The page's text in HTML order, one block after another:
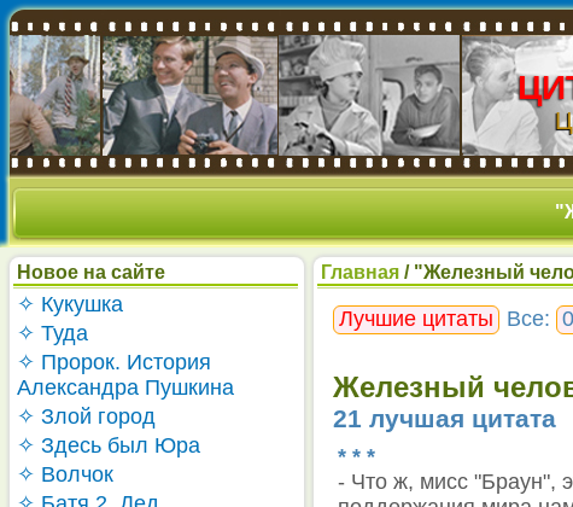
Новое на сайте
✧ Кукушка
✧ Туда
✧ Пророк. История
Александра Пушкина
✧ Злой город
✧ Здесь был Юра
✧ Волчок
Главная / "Железный
Лучшие цитаты Все:
Железный
21 лучшая цитата
* * *
- Что ж, мисс "Браун",